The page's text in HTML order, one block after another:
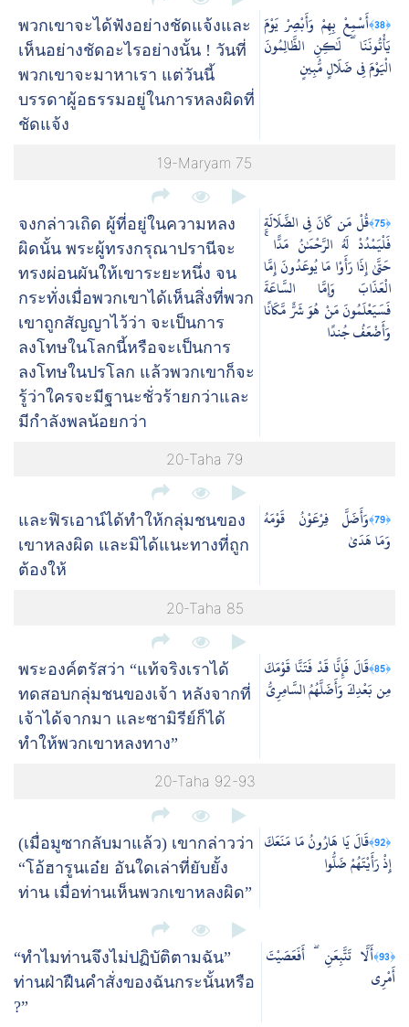
พวกเขาจะได้ฟังอย่างชัดแจ้งและ
เห็นอย่างชัดอะไรอย่างนั้น ! วันที่
พวกเขาจะมาหาเรา แต่วันนี้
บรรดาผู้อธรรมอยู่ในการหลงผิดที่
ชัดแจ้ง
﴿38﴾
أَسْمِعْ بِهِمْ وَأَبْصِرْ يَوْمَ
يَأْتُونَنَا ۖ لَٰكِنِ الظَّالِمُونَ
الْيَوْمَ فِي ضَلَالٍ مُّبِينٍ
19-Maryam 75
จงกล่าวเถิด ผู้ที่อยู่ในความหลง
ผิดนั้น พระผู้ทรงกรุณาปรานีจะ
ทรงผ่อนผันให้เขาระยะหนึ่ง จน
กระทั่งเมื่อพวกเขาได้เห็นสิ่งที่พวก
เขาถูกสัญญาไว้ว่า จะเป็นการ
ลงโทษในโลกนี้หรือจะเป็นการ
ลงโทษในปรโลก แล้วพวกเขาก็จะ
รู้ว่าใครจะมีฐานะชั่วร้ายกว่าและ
มีกำลังพลน้อยกว่า
﴿75﴾
قُلْ مَن كَانَ فِي الضَّلَالَةِ
فَلْيَمْدُدْ لَهُ الرَّحْمَٰنُ مَدًّا ۚ
حَتَّىٰ إِذَا رَأَوْا مَا يُوعَدُونَ إِمَّا
الْعَذَابَ وَإِمَّا السَّاعَةَ
فَسَيَعْلَمُونَ مَنْ هُوَ شَرٌّ مَّكَانًا
وَأَضْعَفُ جُندًا
20-Taha 79
และฟิรเอาน์ได้ทำให้กลุ่มชนของ
เขาหลงผิด และมิได้แนะทางที่ถูก
ต้องให้
﴿79﴾
وَأَضَلَّ فِرْعَوْنُ قَوْمَهُ
وَمَا هَدَىٰ
20-Taha 85
พระองค์ตรัสว่า “แท้จริงเราได้
ทดสอบกลุ่มชนของเจ้า หลังจากที่
เจ้าได้จากมา และซามิรีย์ก็ได้
ทำให้พวกเขาหลงทาง”
﴿85﴾
قَالَ فَإِنَّا قَدْ فَتَنَّا قَوْمَكَ
مِن بَعْدِكَ وَأَضَلَّهُمُ السَّامِرِيُّ
20-Taha 92-93
(เมื่อมูซากลับมาแล้ว) เขากล่าวว่า
“โอ้ฮารูนเอ๋ย อันใดเล่าที่ยับยั้ง
ท่าน เมื่อท่านเห็นพวกเขาหลงผิด”
﴿92﴾
قَالَ يَا هَارُونُ مَا مَنَعَكَ
إِذْ رَأَيْتَهُمْ ضَلُّوا
“ทำไมท่านจึงไม่ปฏิบัติตามฉัน”
ท่านฝ่าฝืนคำสั่งของฉันกระนั้นหรือ
?”
﴿93﴾
أَلَّا تَتَّبِعَنِ ۖ أَفَعَصَيْتَ
أَمْرِي